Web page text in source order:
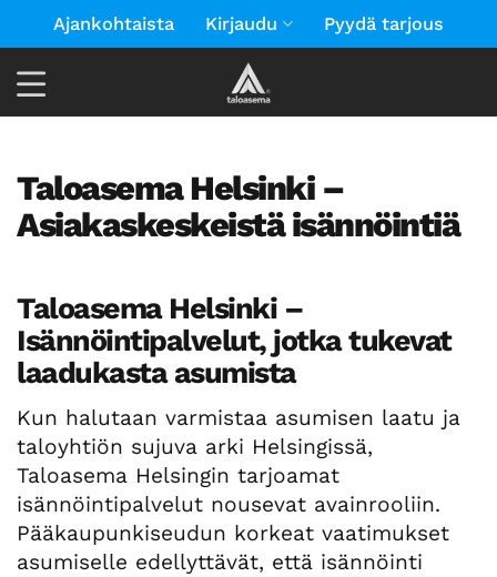
to
content
Ajankohtaista Kirjaudu Pyydä tarjous
Taloasema Helsinki –
Asiakaskeskeistä isännöintiä
Taloasema Helsinki –
Isännöintipalvelut, jotka tukevat
laadukasta asumista
Kun halutaan varmistaa asumisen laatu ja
taloyhtiön sujuva arki Helsingissä,
Taloasema Helsingin tarjoamat
isännöintipalvelut nousevat avainrooliin.
Pääkaupunkiseudun korkeat vaatimukset
asumiselle edellyttävät, että isännöinti